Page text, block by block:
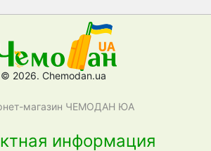
© 2026. Chemodan.ua
магазин ЧЕМОДАН ЮА
информация